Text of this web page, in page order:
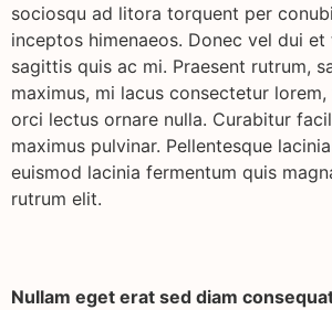
sociosqu ad litora torquent per
inceptos himenaeos. Donec vel dui
sagittis quis ac mi. Praesent rutrum,
maximus, mi lacus consectetur
orci lectus ornare nulla. Curabitur
maximus pulvinar. Pellentesque
euismod lacinia fermentum quis
rutrum elit.
Nullam eget erat sed diam